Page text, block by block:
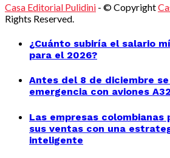
Casa Editorial Pulidini - © Copyright
Rights Reserved.
¿Cuánto subiría el salario
para el 2026?
Antes del 8 de diciembre
emergencia con aviones
Las empresas colombianas
sus ventas con una
inteligente